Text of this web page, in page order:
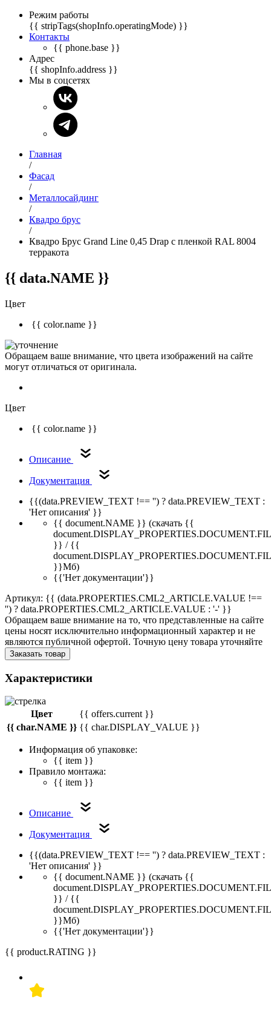
Режим работы
{{ stripTags(shopInfo.operatingMode) }}
Контакты
{{ phone.base }}
Адрес
{{ shopInfo.address }}
Мы в соцсетях
Главная
/
Фасад
/
Металлосайдинг
/
Квадро брус
/
Квадро Брус Grand Line 0,45 Drap с пленкой RAL 8004
терракота
{{ data.NAME }}
Цвет
{{ color.name }}
Обращаем ваше внимание, что цвета изображений на сайте
могут отличаться от оригинала.
Цвет
{{ color.name }}
Описание
Документация
{{(data.PREVIEW_TEXT !== '') ? data.PREVIEW_TEXT :
'Нет описания' }}
{{ document.NAME }} (скачать {{
}} / {{
}}Мб)
{{'Нет документации'}}
Артикул: {{ (data.PROPERTIES.CML2_ARTICLE.VALUE !==
'') ? data.PROPERTIES.CML2_ARTICLE.VALUE : '-' }}
Обращаем ваше внимание на то, что представленные на сайте
цены носят исключительно информационный характер и не
являются публичной офертой. Точную цену товара уточняйте
Заказать товар
Характеристики
Цвет
{{ offers.current }}
{{ char.NAME }} {{ char.DISPLAY_VALUE }}
Информация об упаковке:
{{ item }}
Правило монтажа:
{{ item }}
Описание
Документация
{{(data.PREVIEW_TEXT !== '') ? data.PREVIEW_TEXT :
'Нет описания' }}
{{ document.NAME }} (скачать {{
}} / {{
}}Мб)
{{'Нет документации'}}
{{ product.RATING }}